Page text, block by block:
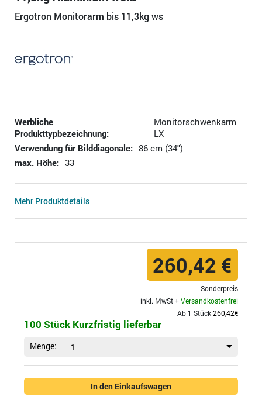
Ergotron Monitorarm bis 11,3kg ws
Werbliche
Produkttypbezeichnung:
Monitorschwenkarm
LX
Verwendung für Bilddiagonale: 86 cm (34")
max. Höhe: 33
Mehr Produktdetails
260,42 €
Sonderpreis
inkl. MwSt +Versandkostenfrei
Ab 1 Stück260,42€
100 Stück Kurzfristig lieferbar
Menge: 1
In den Einkaufswagen